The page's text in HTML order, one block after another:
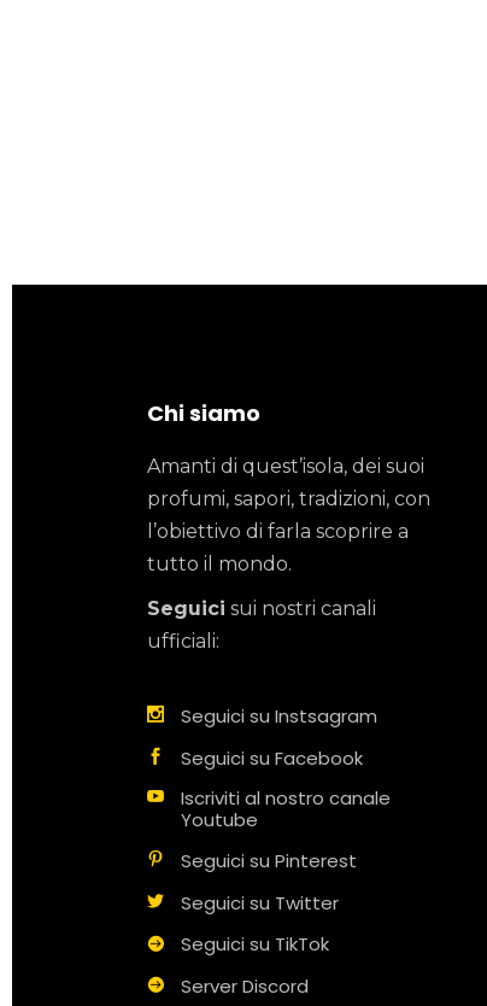
Chi siamo
Amanti di quest’isola, dei suoi
profumi, sapori, tradizioni, con
l’obiettivo di farla scoprire a
tutto il mondo.
Seguici sui nostri canali
ufficiali:
Seguici su Instsagram
Seguici su Facebook
Iscriviti al nostro canale
Youtube
Seguici su Pinterest
Seguici su Twitter
Seguici su TikTok
Server Discord